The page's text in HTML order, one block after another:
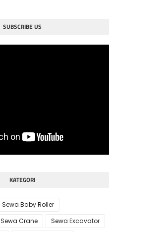
SUBSCRIBE US
KATEGORI
Sewa Baby Roller
Sewa Crane
Sewa Excavator